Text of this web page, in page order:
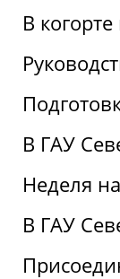
В
В ГАУ
Неделя
В ГАУ